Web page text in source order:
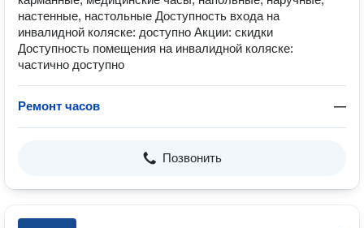
настенные, настольные Доступность входа на
инвалидной коляске: доступно Акции: скидки
Доступность помещения на инвалидной коляске:
частично доступно
Ремонт часов —
Позвонить